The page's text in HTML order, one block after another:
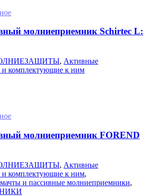
молниеприемник Schirtec L:
, Активные
комплектующие к ним
молниеприемник FOREND
, Активные
комплектующие к ним,
и пассивные молниеприемники,